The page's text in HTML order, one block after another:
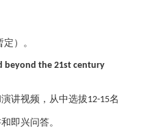
）。
beyond the 21st century
讲视频，从中选拔12-15名
即兴问答。